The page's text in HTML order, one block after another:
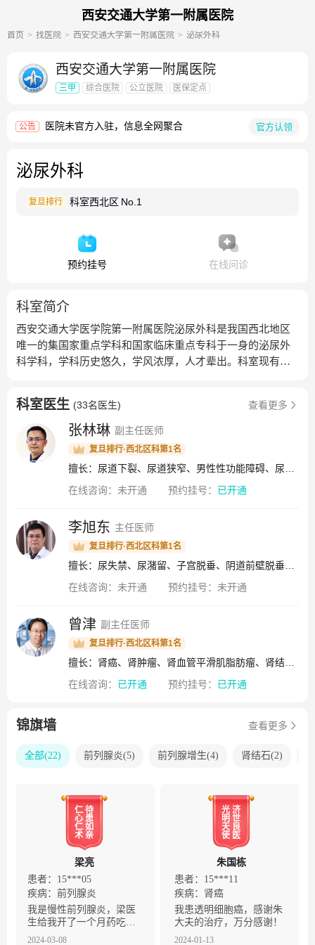
西安交通大学第一附属医院
首页 找医院 西安交通大学第一附属医院 泌尿外科
西安交通大学第一附属医院
三甲 综合医院 公立医院 医保定点
公告 医院未官方入驻，信息全网聚合 官方认领
泌尿外科
复旦排行 科室西北区 No.1
预约挂号 在线问诊
科室简介
西安交通大学医学院第一附属医院泌尿外科是我国西北地区
唯一的集国家重点学科和国家临床重点专科于一身的泌尿外
科学科，学科历史悠久，学风浓厚，人才辈出。科室现有中
划，重视临床与基础研究，在泌尿系统肿瘤、结石、前列腺
增生、女性与神经尿控、小儿泌尿与尿道重建、男科疾病等
的诊治方面积累了丰富的临床经验。自2016年1月完成首例
“达芬奇机器人”辅助手术至今，现已开展机器人辅助下手术
500余例，包括前列腺癌根治术、膀胱全切回肠膀胱术、肾部
分切除术、肾癌根治性肾切除术、肾上腺及腹膜后肿瘤切除
诊治水平稳居国内领先。泌尿外科现开设正式床位84张。拥
有独立的泌尿外科B超室、尿流动力室、体外冲击波碎石室、
膀胱镜室、实验室等。拥有国内一流的微创检查、治疗设备
和器械。年门诊量9万余人次，手术近4000台次，其中一半以
上为重、大、疑、难手术。学科始终坚持以科研促发展，至
究发展计划（973计划）课题2项、主持国家高技术研究发展
计划（863计划）课题1项、主持国家自然科学基金重点项目1
项、主持国家自然科学基金项目29项，主持各类省部级研究
项目21项，发表研究论文350余篇，其中SCI收录150余篇。整
体科研实力和科研水平居国内同学科领先水平，部分科研成
上、积极进取的团队。全科同道牢记救死扶伤，全心全意为
人民服务的宗旨。愿为广大患者健康和医疗卫生事业贡献绵
薄之力。
科室医生 (33名医生) 查看更多
张林琳 副主任医师
复旦排行·西北区科第1名
在线咨询： 未开通 预约挂号： 已开通
李旭东 主任医师
复旦排行·西北区科第1名
在线咨询： 未开通 预约挂号： 未开通
曾津 副主任医师
复旦排行·西北区科第1名
在线咨询： 已开通 预约挂号： 已开通
锦旗墙 查看更多
全部(22) 前列腺炎(5) 前列腺增生(4) 肾结石(2)
仁
心
仁
术
待
患
如
亲
梁亮
患者：15***05
疾病： 前列腺炎
我是慢性前列腺炎，梁医
生给我开了一个月药吃了
起了作用，谢谢梁医生
2024-03-08
光
明
天
使
济
世
良
医
朱国栋
患者：15***11
疾病： 肾癌
我患透明细胞癌，感谢朱
大夫的治疗，万分感谢！
2024-01-13